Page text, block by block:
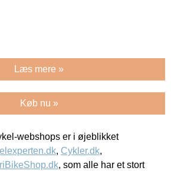
Læs mere »
Køb nu »
webshops er i øjeblikket
, Cykler.dk,
, som alle har et stort